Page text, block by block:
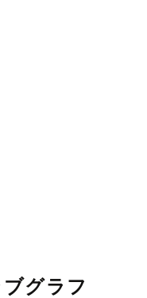
ブグラフ